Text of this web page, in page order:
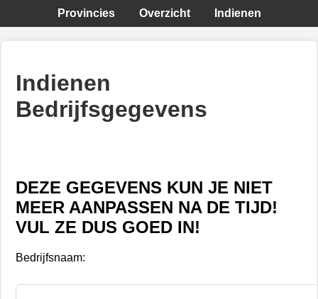
Provincies Overzicht Indienen
Indienen
Bedrijfsgegevens
DEZE GEGEVENS KUN JE NIET
MEER AANPASSEN NA DE TIJD!
VUL ZE DUS GOED IN!
Bedrijfsnaam: